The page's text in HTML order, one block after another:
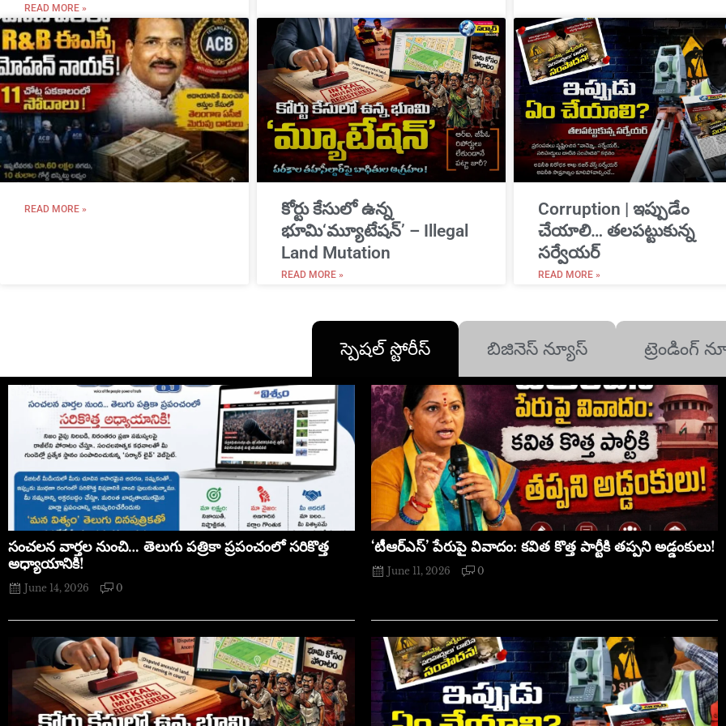
READ MORE »
READ MORE »
​కోర్టు కేసులో ఉన్న
భూమి‘మ్యూటేషన్’ – Illegal
Land Mutation
READ MORE »
Corruption | ఇప్పుడేం
చేయాలి… తలపట్టుకున్న
సర్వేయర్
READ MORE »
స్పెషల్ స్టోరీస్ బిజినెస్ న్యూస్ ట్రెండింగ్
సంచలన వార్తల నుంచి… తెలుగు పత్రికా ప్రపంచంలో సరికొత్త
అధ్యాయానికి!
June 14, 2026 0
‘టీఆర్ఎస్’ పేరుపై వివాదం: కవిత కొత్త పార్టీకి తప్పని అడ్డంకులు!
June 11, 2026 0